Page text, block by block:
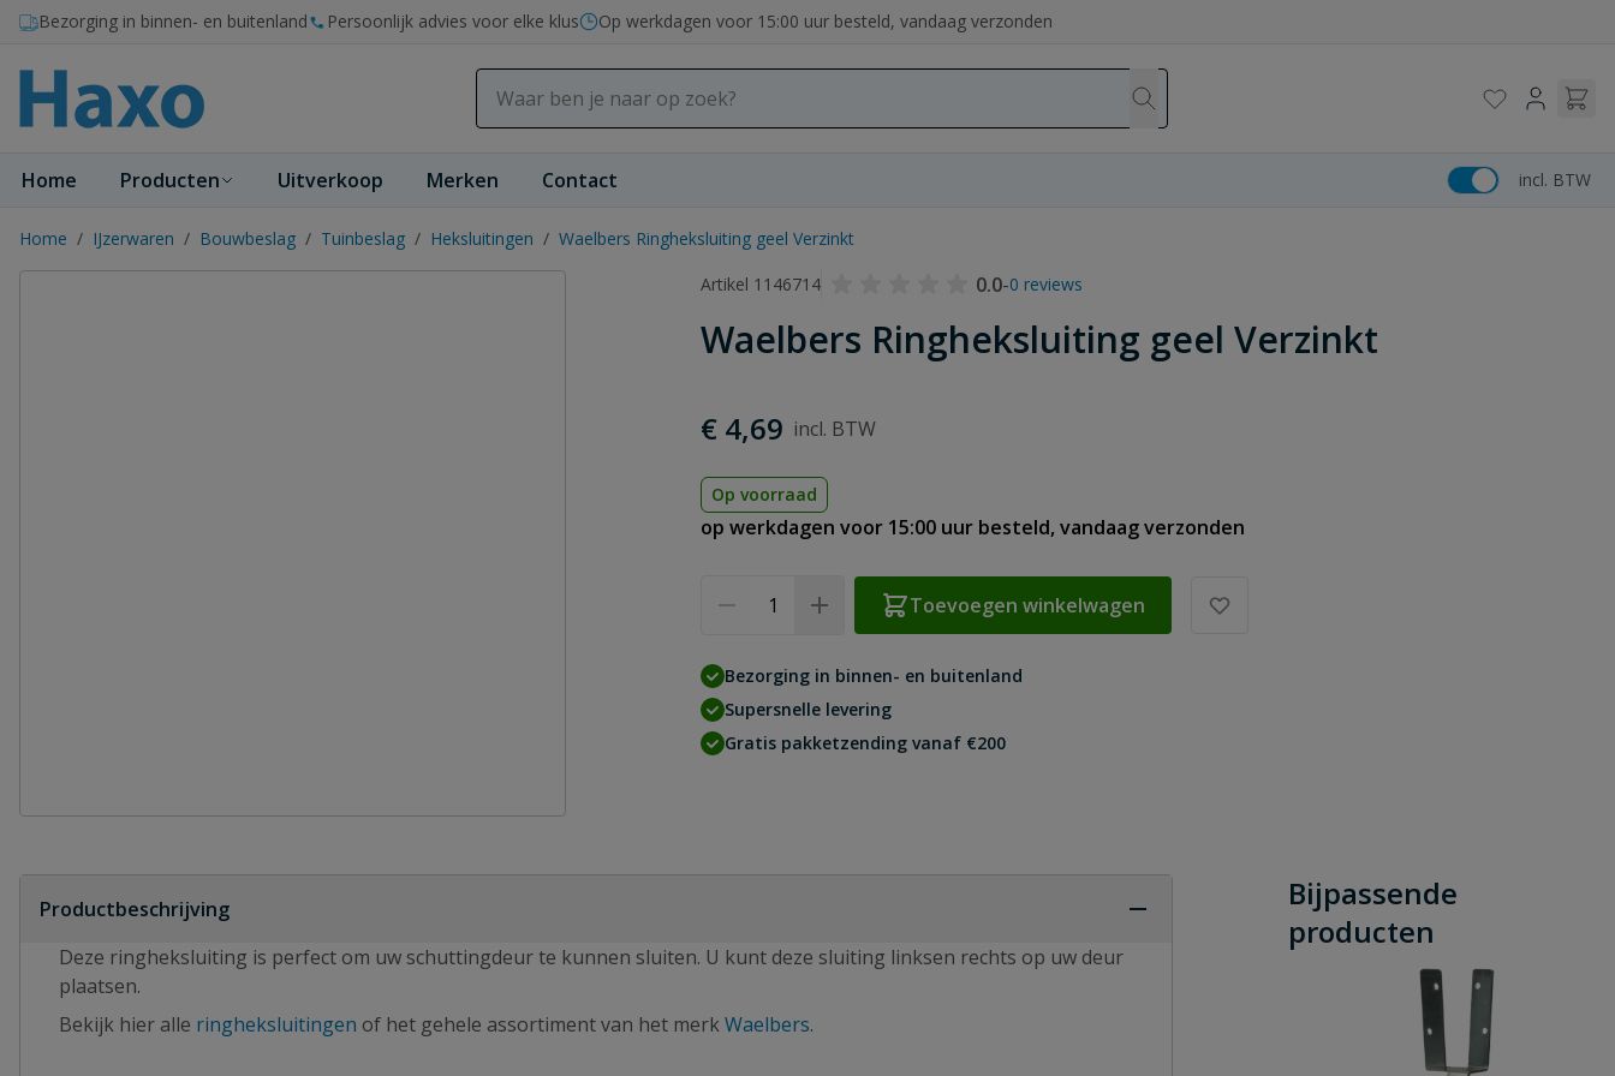
Ga naar de inhoud
Bezorging in binnen- en buitenland Persoonlijk advies voor elke klus Op werkdagen voor 15:00 uur besteld, vandaag verzonden
Home Producten Uitverkoop Merken Contact incl. BTW
Home / IJzerwaren / Bouwbeslag / Tuinbeslag / Heksluitingen / Waelbers Ringheksluiting geel Verzinkt
Artikel 1146714
0.0-0 reviews
Waelbers Ringheksluiting geel Verzinkt
€ 4,69
Op voorraad
op werkdagen voor 15:00 uur besteld, vandaag verzonden
Toevoegen winkelwagen
Bezorging in binnen- en buitenland
Supersnelle levering
Gratis pakketzending vanaf €200
Productbeschrijving
Deze ringheksluiting is perfect om uw schuttingdeur te kunnen sluiten. U kunt deze sluiting linksen rechts op uw deur
plaatsen.
Bekijk hier alle ringheksluitingen of het gehele assortiment van het merkWaelbers.
Bijpassende
producten